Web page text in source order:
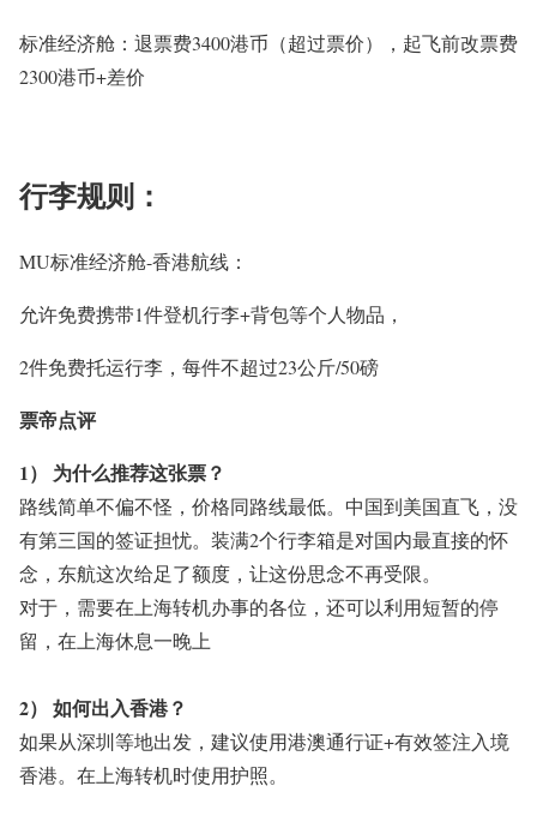
标准经济舱：退票费3400港币（超过票价），起飞前改票费
2300港币+差价
行李规则：
MU标准经济舱-香港航线 ：
允许免费携带1件登机行李+背包等个人物品，
2件免费托运行李，每件不超过23公斤/50磅
票帝点评
1） 为什么推荐这张票？
路线简单不偏不怪，价格同路线最低。中国到美国直飞，没
有第三国的签证担忧。 装满2个行李箱是对国内最直接的怀
念，东航这次给足了额度，让这份思念不再受限。
对于，需要在上海转机办事的各位，还可以利用短暂的停
留，在上海休息一晚上
2） 如何出入香港？
如果从深圳等地出发，建议使用港澳通行证+有效签注入境
香港。在上海转机时使用护照。